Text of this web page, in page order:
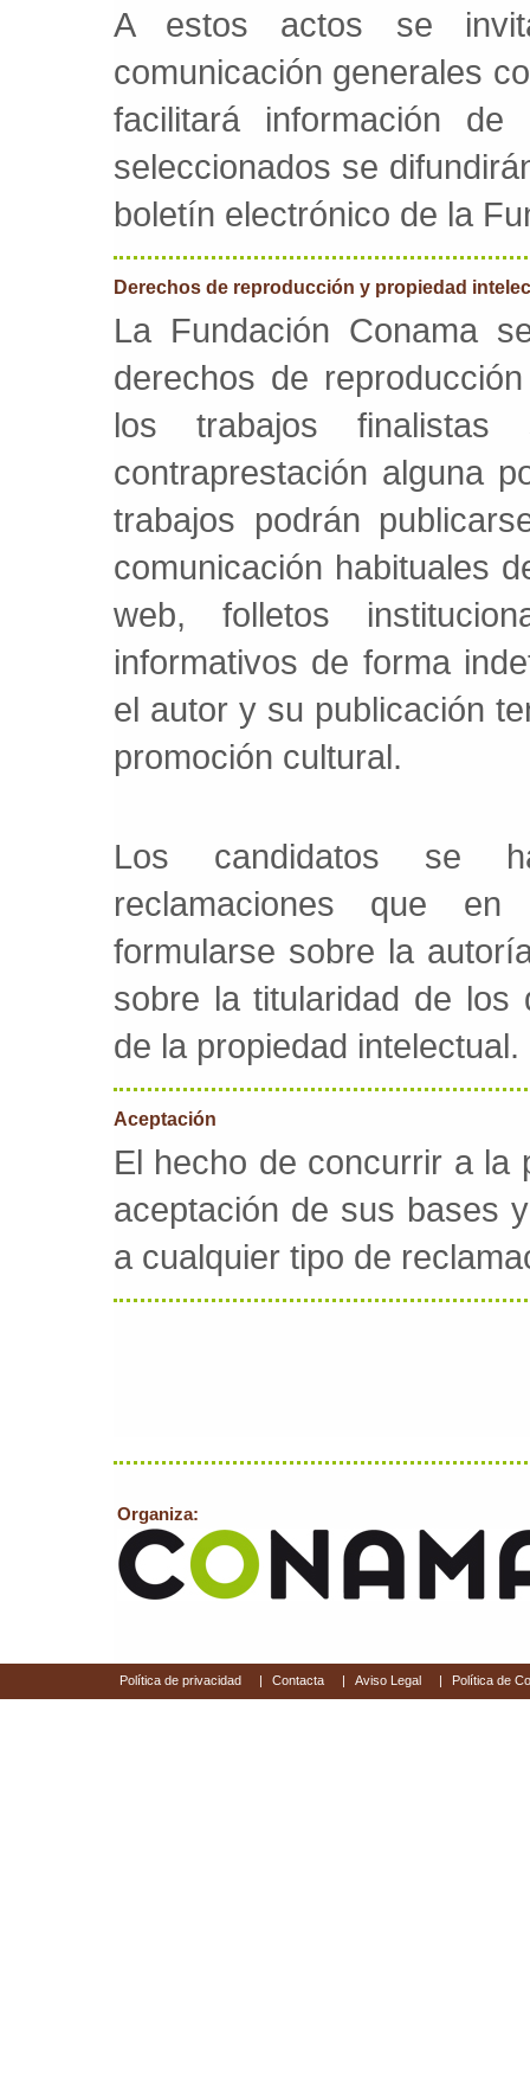
A estos actos se
comunicación generales
facilitará información
seleccionados se
boletín electrónico de la
Derechos de reproducción y propiedad
La Fundación Conama
derechos de
los trabajos
contraprestación alguna
trabajos podrán
comunicación habituales
web, folletos
informativos de forma
el autor y su publicación
promoción cultural.
Los candidatos se
reclamaciones que en
formularse sobre la
sobre la titularidad de los
de la propiedad intelectual.
Aceptación
El hecho de concurrir a la
aceptación de sus bases
a cualquier tipo de
Organiza:
Política de privacidad | Contacta | Aviso Legal | Política de